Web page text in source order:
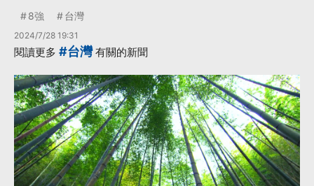
8強 台灣
2024/7/28 19:31
閱讀更多 #台灣有關的新聞